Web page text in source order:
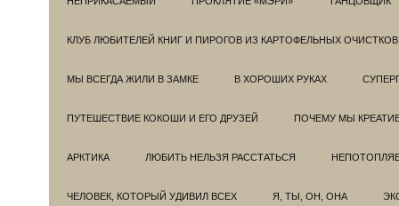
КЛУБ ЛЮБИТЕЛЕЙ КНИГ И ПИРОГОВ ИЗ КАРТОФЕЛЬНЫХ ОЧИСТКОВ
МЫ ВСЕГДА ЖИЛИ В ЗАМКЕ В ХОРОШИХ РУКАХ
ПУТЕШЕСТВИЕ КОКОШИ И ЕГО ДРУЗЕЙ ПОЧЕМУ МЫ
АРКТИКА ЛЮБИТЬ НЕЛЬЗЯ РАССТАТЬСЯ
ЧЕЛОВЕК, КОТОРЫЙ УДИВИЛ ВСЕХ Я, ТЫ, ОН, ОНА